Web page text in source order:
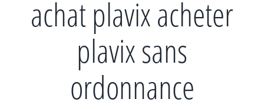
achat plavix acheter
plavix sans
ordonnance